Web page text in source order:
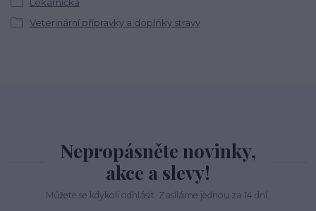
Lékárnička
Veterinární přípravky a doplňky stravy
Nepropásněte novinky,
akce a slevy!
Můžete se kdykoli odhlásit. Zasíláme jednou za 14 dní.